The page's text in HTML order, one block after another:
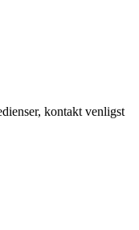
kontakt venligst